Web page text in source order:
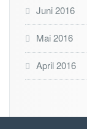
Juni 2016
Mai 2016
April 2016